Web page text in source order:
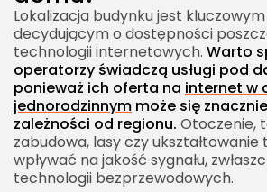
Lokalizacja budynku jest
decydującym o dostępności
technologii internetowych. Warto
operatorzy świadczą usługi pod
ponieważ ich oferta na internet w
jednorodzinnym może się
zależności od regionu. Otoczenie,
zabudowa, lasy czy ukształtowanie
wpływać na jakość sygnału,
technologii bezprzewodowych.